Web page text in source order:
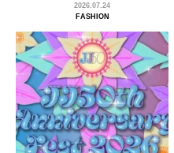
2026.07.24
FASHION